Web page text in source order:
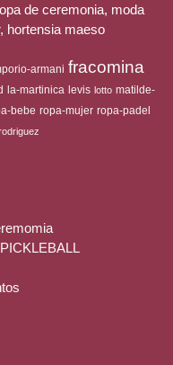
de ceremonia, moda
hortensia maeso
armani fracomina
la-martinica levis lotto matilde-
bebe ropa-mujer ropa-padel